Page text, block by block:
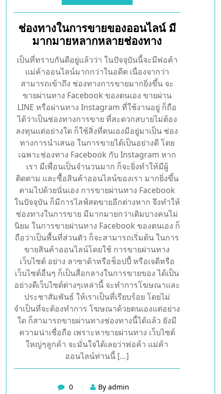
29, Nov 2021
ช่องทางในการขายของออนไลน์ มี
มากมายหลากหลายช่องทาง
เป็นที่ทราบกันดีอยู่แล้วว่า ในปัจจุบันนี้จะมีพ่อค้า
แม่ค้าออนไลน์มากกว่าในอดีต เนื่องจากว่า
สามารถเข้าถึง ช่องทางการขายมากยิ่งขึ้น จะ
ขายผ่านทาง Facebook ของตนเอง ขายผ่าน
LINE หรือผ่านทาง Instagram ที่ใช้งานอยู่ ก็ถือ
ได้ว่าเป็นช่องทางการขาย ที่สะดวกสบายไม่ต้อง
ลงทุนแต่อย่างใด ก็ใช้สิ่งที่ตนเองมีอยู่มาเป็น ช่อง
ทางการนำเสนอ ในการขายได้เป็นอย่างดี โดย
เฉพาะช่องทาง Facebook กับ Instagram หาก
เรา มีเพื่อนเป็นจำนวนมาก ก็จะยิ่งทำให้มีผู้
ติดตาม และซื้อสินค้าออนไลน์ของเรา มากยิ่งขึ้น
ตามไปด้วยนั่นเอง การขายผ่านทาง Facebook
ในปัจจุบัน ก็มีการไลฟ์สดขายอีกต่างหาก จึงทำให้
ช่องทางในการขาย มีมากมายกว่าเดิมบางคนไม่
นิยม ในการขายผ่านทาง Facebook ของตนเอง ก็
ถือว่าเป็นพื้นที่ส่วนตัว ก็จะสามารถเริ่มต้น ในการ
ขายสินค้าออนไลน์โดยใช้ การขายผ่านทาง
เว็บไซต์ อย่าง ลาซาด้าหรือช็อปปี้ หรือเจดีหรือ
เว็บไซต์อื่นๆ ก็เป็นสื่อกลางในการขายของ ได้เป็น
อย่างดีเว็บไซต์ต่างๆเหล่านี้ จะทำการโฆษณาและ
ประชาสัมพันธ์ ให้เราเป็นที่เรียบร้อย โดยไม่
จำเป็นที่จะต้องทำการ โฆษณาด้วยตนเองแต่อย่าง